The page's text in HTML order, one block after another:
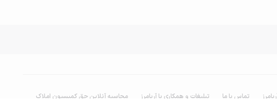
تماس با ما تبلیغات و همکاری با آریامرز محاسبه آنلاین حق کمیسیون املاک